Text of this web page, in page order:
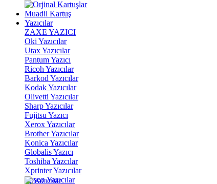
Muadil Kartuş
Yazıcılar
ZAXE YAZICI
Oki Yazıcılar
Utax Yazıcılar
Pantum Yazıcı
Ricoh Yazıcılar
Barkod Yazıcılar
Kodak Yazıcılar
Olivetti Yazıcılar
Sharp Yazıcılar
Fujitsu Yazıcı
Xerox Yazıcılar
Brother Yazıcılar
Konica Yazıcılar
Globalis Yazıcı
Toshiba Yazcılar
Xprinter Yazıcılar
Epson Yazıcılar